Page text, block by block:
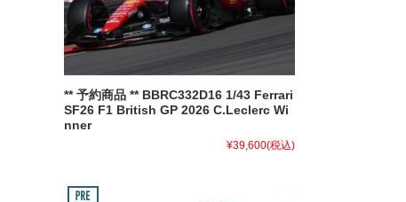
** 予約商品 ** BBRC332D16 1/43 Ferrari
SF26 F1 British GP 2026 C.Leclerc Wi
nner
¥39,600(税込)